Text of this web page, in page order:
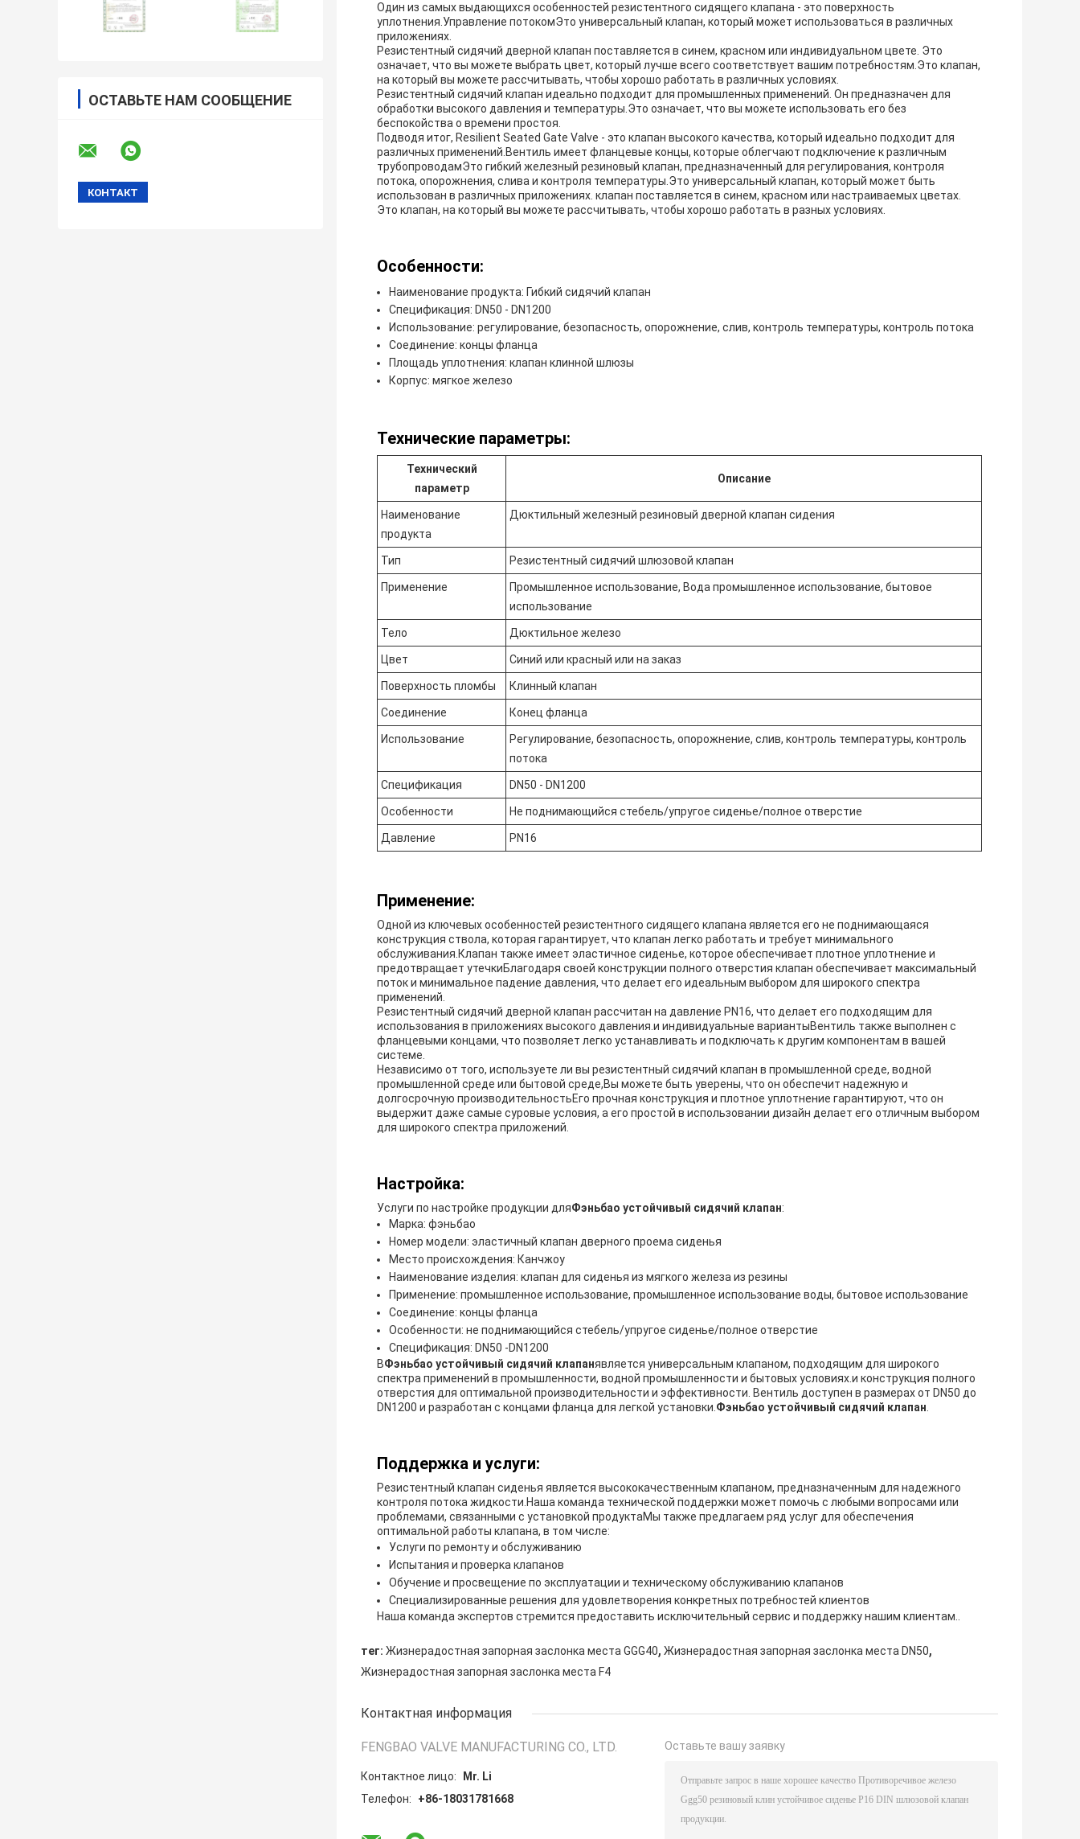
ОСТАВЬТЕ НАМ СООБЩЕНИЕ
Один из самых выдающихся особенностей резистентного сидящего клапана - это поверхность
уплотнения.Управление потокомЭто универсальный клапан, который может использоваться в различных
приложениях.
Резистентный сидячий дверной клапан поставляется в синем, красном или индивидуальном цвете. Это
означает, что вы можете выбрать цвет, который лучше всего соответствует вашим потребностям.Это клапан,
на который вы можете рассчитывать, чтобы хорошо работать в различных условиях.
Резистентный сидячий клапан идеально подходит для промышленных применений. Он предназначен для
обработки высокого давления и температуры.Это означает, что вы можете использовать его без
беспокойства о времени простоя.
Подводя итог, Resilient Seated Gate Valve - это клапан высокого качества, который идеально подходит для
различных применений.Вентиль имеет фланцевые концы, которые облегчают подключение к различным
трубопроводамЭто гибкий железный резиновый клапан, предназначенный для регулирования, контроля
потока, опорожнения, слива и контроля температуры.Это универсальный клапан, который может быть
использован в различных приложениях. клапан поставляется в синем, красном или настраиваемых цветах.
Это клапан, на который вы можете рассчитывать, чтобы хорошо работать в разных условиях.
Особенности:
Наименование продукта: Гибкий сидячий клапан
Спецификация: DN50 - DN1200
Использование: регулирование, безопасность, опорожнение, слив, контроль температуры, контроль потока
Соединение: концы фланца
Площадь уплотнения: клапан клинной шлюзы
Корпус: мягкое железо
Технические параметры:
Технический
параметр
Описание
Наименование
продукта
Дюктильный железный резиновый дверной клапан сидения
Тип Резистентный сидячий шлюзовой клапан
Применение
Промышленное использование, Вода промышленное использование, бытовое
использование
Тело Дюктильное железо
Цвет Синий или красный или на заказ
Поверхность пломбы Клинный клапан
Соединение Конец фланца
Использование
Регулирование, безопасность, опорожнение, слив, контроль температуры, контроль
потока
Спецификация DN50 - DN1200
Особенности Не поднимающийся стебель/упругое сиденье/полное отверстие
Давление PN16
Применение:
Одной из ключевых особенностей резистентного сидящего клапана является его не поднимающаяся
конструкция ствола, которая гарантирует, что клапан легко работать и требует минимального
обслуживания.Клапан также имеет эластичное сиденье, которое обеспечивает плотное уплотнение и
предотвращает утечкиБлагодаря своей конструкции полного отверстия клапан обеспечивает максимальный
поток и минимальное падение давления, что делает его идеальным выбором для широкого спектра
применений.
Резистентный сидячий дверной клапан рассчитан на давление PN16, что делает его подходящим для
использования в приложениях высокого давления.и индивидуальные вариантыВентиль также выполнен с
фланцевыми концами, что позволяет легко устанавливать и подключать к другим компонентам в вашей
системе.
Независимо от того, используете ли вы резистентный сидячий клапан в промышленной среде, водной
промышленной среде или бытовой среде,Вы можете быть уверены, что он обеспечит надежную и
долгосрочную производительностьЕго прочная конструкция и плотное уплотнение гарантируют, что он
выдержит даже самые суровые условия, а его простой в использовании дизайн делает его отличным выбором
для широкого спектра приложений.
Настройка:
Услуги по настройке продукции дляФэньбао устойчивый сидячий клапан:
Марка: фэньбао
Номер модели: эластичный клапан дверного проема сиденья
Место происхождения: Канчжоу
Наименование изделия: клапан для сиденья из мягкого железа из резины
Применение: промышленное использование, промышленное использование воды, бытовое использование
Соединение: концы фланца
Особенности: не поднимающийся стебель/упругое сиденье/полное отверстие
Спецификация: DN50 -DN1200
ВФэньбао устойчивый сидячий клапанявляется универсальным клапаном, подходящим для широкого
спектра применений в промышленности, водной промышленности и бытовых условиях.и конструкция полного
отверстия для оптимальной производительности и эффективности. Вентиль доступен в размерах от DN50 до
DN1200 и разработан с концами фланца для легкой установки.Фэньбао устойчивый сидячий клапан.
Поддержка и услуги:
Резистентный клапан сиденья является высококачественным клапаном, предназначенным для надежного
контроля потока жидкости.Наша команда технической поддержки может помочь с любыми вопросами или
проблемами, связанными с установкой продуктаМы также предлагаем ряд услуг для обеспечения
оптимальной работы клапана, в том числе:
Услуги по ремонту и обслуживанию
Испытания и проверка клапанов
Обучение и просвещение по эксплуатации и техническому обслуживанию клапанов
Специализированные решения для удовлетворения конкретных потребностей клиентов
Наша команда экспертов стремится предоставить исключительный сервис и поддержку нашим клиентам..
тег: Жизнерадостная запорная заслонка места GGG40, Жизнерадостная запорная заслонка места DN50,
Жизнерадостная запорная заслонка места F4
Контактная информация
FENGBAO VALVE MANUFACTURING CO., LTD.
Контактное лицо:
Mr. Li
Телефон:
+86-18031781668
Оставьте вашу заявку